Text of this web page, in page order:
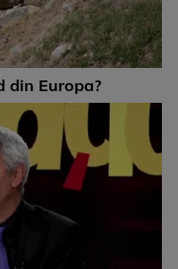
din Europa?